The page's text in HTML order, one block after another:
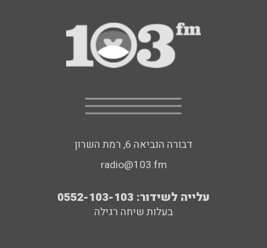
דבורה הנביאה 6, רמת השרון
radio@103.fm
עלייה לשידור: 0552-103-103
בעלות שיחה רגילה